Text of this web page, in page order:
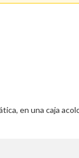
en una caja